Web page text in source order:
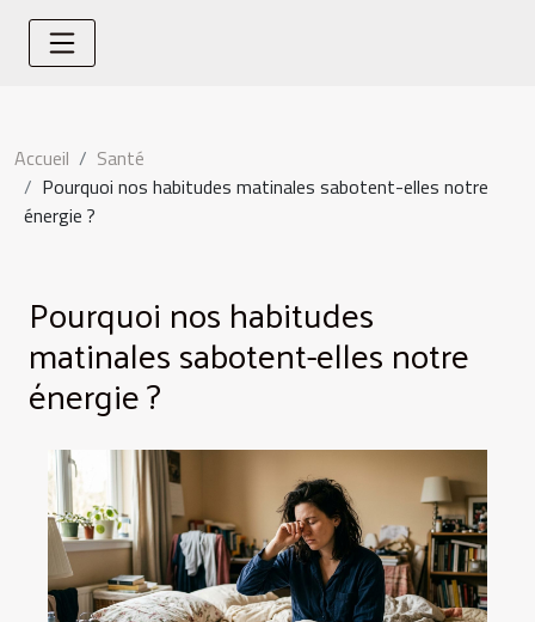
Accueil
Santé
Pourquoi nos habitudes matinales sabotent-elles notre
énergie ?
Pourquoi nos habitudes
matinales sabotent-elles notre
énergie ?